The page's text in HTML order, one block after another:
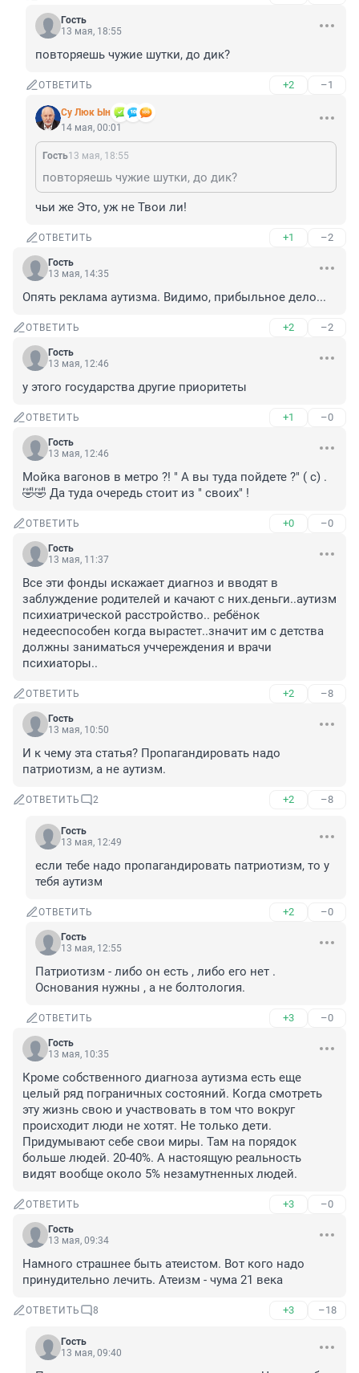
Гость
13 мая, 18:55
повторяешь чужие шутки, до дик?
ОТВЕТИТЬ +2 –1
Су Люк Ын
14 мая, 00:01
Гость13 мая, 18:55
повторяешь чужие шутки, до дик?
чьи же Это, уж не Твои ли!
ОТВЕТИТЬ +1 –2
Гость
13 мая, 14:35
Опять реклама аутизма. Видимо, прибыльное дело...
ОТВЕТИТЬ +2 –2
Гость
13 мая, 12:46
у этого государства другие приоритеты
ОТВЕТИТЬ +1 –0
Гость
13 мая, 12:46
Мойка вагонов в метро ?! " А вы туда пойдете ?" ( с) .
🤣🤣 Да туда очередь стоит из " своих" !
ОТВЕТИТЬ +0 –0
Гость
13 мая, 11:37
Все эти фонды искажает диагноз и вводят в
заблуждение родителей и качают с них.деньги..аутизм
психиатрической расстройство.. ребёнок
недееспособен когда вырастет..значит им с детства
должны заниматься уччереждения и врачи
психиаторы..
ОТВЕТИТЬ +2 –8
Гость
13 мая, 10:50
И к чему эта статья? Пропагандировать надо
патриотизм, а не аутизм.
ОТВЕТИТЬ 2 +2 –8
Гость
13 мая, 12:49
если тебе надо пропагандировать патриотизм, то у
тебя аутизм
ОТВЕТИТЬ +2 –0
Гость
13 мая, 12:55
Патриотизм - либо он есть , либо его нет .
Основания нужны , а не болтология.
ОТВЕТИТЬ +3 –0
Гость
13 мая, 10:35
Кроме собственного диагноза аутизма есть еще
целый ряд пограничных состояний. Когда смотреть
эту жизнь свою и участвовать в том что вокруг
происходит люди не хотят. Не только дети.
Придумывают себе свои миры. Там на порядок
больше людей. 20-40%. А настоящую реальность
видят вообще около 5% незамутненных людей.
ОТВЕТИТЬ +3 –0
Гость
13 мая, 09:34
Намного страшнее быть атеистом. Вот кого надо
принудительно лечить. Атеизм - чума 21 века
ОТВЕТИТЬ 8 +3 –18
Гость
13 мая, 09:40